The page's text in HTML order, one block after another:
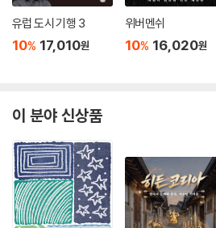
유럽 도시 기행 3
10% 17,010원
위버멘쉬
10% 16,020원
이 분야 신상품